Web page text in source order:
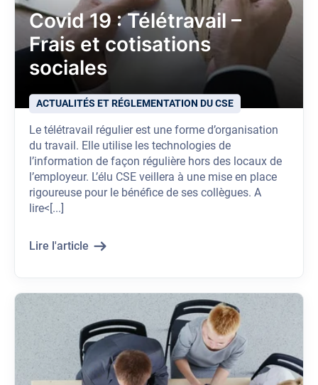
Covid 19 : Télétravail –
Frais et cotisations
sociales
ACTUALITÉS ET RÉGLEMENTATION DU CSE
Le télétravail régulier est une forme d’organisation
du travail. Elle utilise les technologies de
l’information de façon régulière hors des locaux de
l’employeur. L’élu CSE veillera à une mise en place
rigoureuse pour le bénéfice de ses collègues. A
lire<[...]
Lire l'article